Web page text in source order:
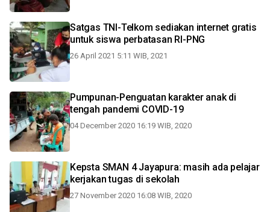
Satgas TNI-Telkom sediakan internet gratis
untuk siswa perbatasan RI-PNG
26 April 2021 5:11 WIB, 2021
Pumpunan-Penguatan karakter anak di
tengah pandemi COVID-19
04 December 2020 16:19 WIB, 2020
Kepsta SMAN 4 Jayapura: masih ada pelajar
kerjakan tugas di sekolah
27 November 2020 16:08 WIB, 2020